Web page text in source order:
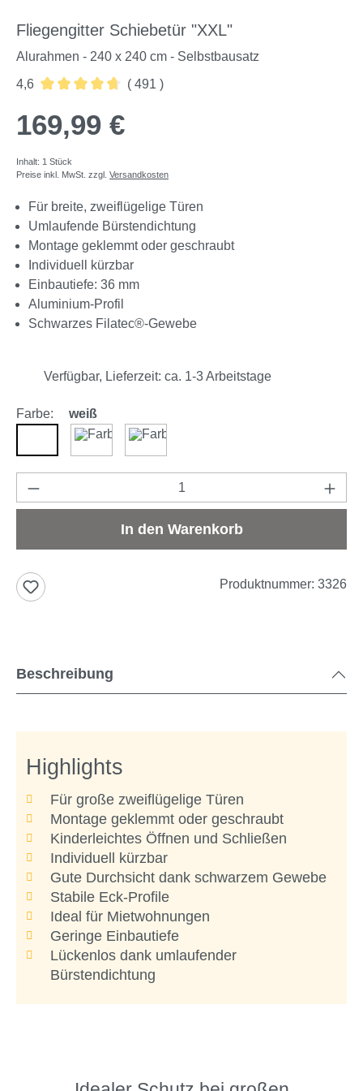
Fliegengitter Schiebetür "XXL"
Alurahmen - 240 x 240 cm - Selbstbausatz
4,6
( 491 )
169,99 €
Inhalt: 1 Stück
Preise inkl. MwSt. zzgl. Versandkosten
Für breite, zweiflügelige Türen
Umlaufende Bürstendichtung
Montage geklemmt oder geschraubt
Individuell kürzbar
Einbautiefe: 36 mm
Aluminium-Profil
Schwarzes Filatec®-Gewebe
Verfügbar, Lieferzeit: ca. 1-3 Arbeitstage
Farbe: weiß
Produkt Anzahl: Gib den gewünschten
In den Warenkorb
Produktnummer: 3326
Beschreibung
Highlights
Für große zweiflügelige Türen
Montage geklemmt oder geschraubt
Kinderleichtes Öffnen und Schließen
Individuell kürzbar
Gute Durchsicht dank schwarzem Gewebe
Stabile Eck-Profile
Ideal für Mietwohnungen
Geringe Einbautiefe
Lückenlos dank umlaufender
Bürstendichtung